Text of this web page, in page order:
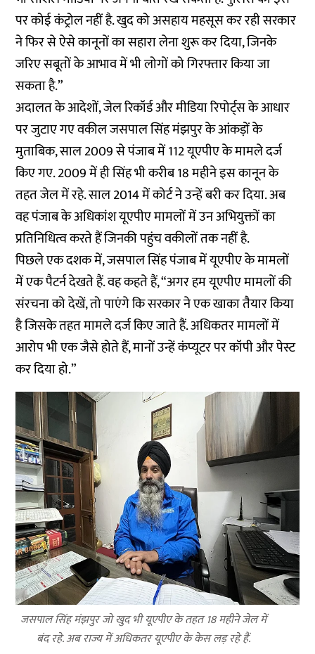
पर कोई कंट्रोल नहीं है. खुद को असहाय महसूस कर रही सरकार
ने फिर से ऐसे कानूनों का सहारा लेना शुरू कर दिया, जिनके
जरिए सबूतों के आभाव में भी लोगों को गिरफ्तार किया जा
सकता है.”
अदालत के आदेशों, जेल रिकॉर्ड और मीडिया रिपोर्ट्स के आधार
पर जुटाए गए वकील जसपाल सिंह मंझपुर के आंकड़ों के
मुताबिक, साल 2009 से पंजाब में 112 यूएपीए के मामले दर्ज
किए गए. 2009 में ही सिंह भी करीब 18 महीने इस कानून के
तहत जेल में रहे. साल 2014 में कोर्ट ने उन्हें बरी कर दिया. अब
वह पंजाब के अधिकांश यूएपीए मामलों में उन अभियुक्तों का
प्रतिनिधित्व करते हैं जिनकी पहुंच वकीलों तक नहीं है.
पिछले एक दशक में, जसपाल सिंह पंजाब में यूएपीए के मामलों
में एक पैटर्न देखते हैं. वह कहते हैं, “अगर हम यूएपीए मामलों की
संरचना को देखें, तो पाएंगे कि सरकार ने एक खाका तैयार किया
है जिसके तहत मामले दर्ज किए जाते हैं. अधिकतर मामलों में
आरोप भी एक जैसे होते हैं, मानों उन्हें कंप्यूटर पर कॉपी और पेस्ट
कर दिया हो.”
जसपाल सिंह मंझपुर जो खुद भी यूएपीए के तहत 18 महीने जेल में
बंद रहे. अब राज्य में अधिकतर यूएपीए के केस लड़ रहे हैं.